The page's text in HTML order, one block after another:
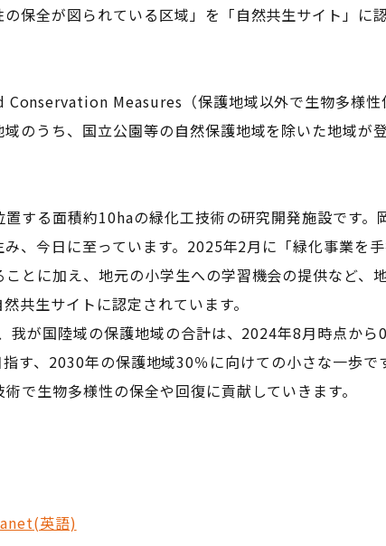
保全が図られている区域」を「自然共生サイト」に
Measures（保護地域以外で生物多様性
のうち、国立公園等の自然保護地域を除いた地域が
する面積約10haの緑化工技術の研究開発施設です。
、今日に至っています。2025年2月に「緑化事業を
とに加え、地元の小学生への学習機会の提供など、
共生サイトに認定されています。
我が国陸域の保護地域の合計は、2024年8月時点か
す、2030年の保護地域30％に向けての小さな一歩で
で生物多様性の保全や回復に貢献していきます。
英語)